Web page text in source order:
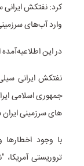
کرد: نفتکش
وارد آب‌های
در این
نفتکش ایرانی
جمهوری اسلامی
های سرزمینی
با وجود اخطارها
تروریستی